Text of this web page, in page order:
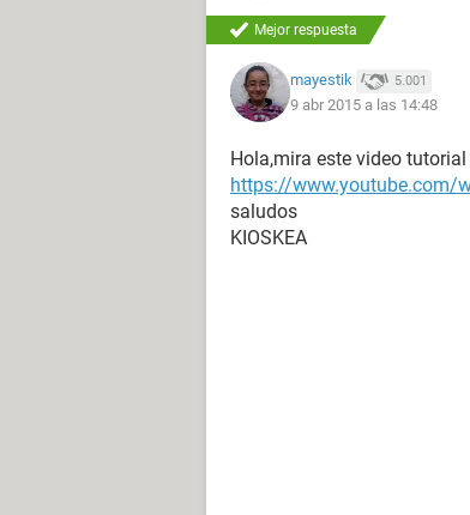
Mejor respuesta
mayestik 5.001
9 abr 2015 a las 14:48
Hola,mira este video tutorial
https://www.youtube.com/
saludos
KIOSKEA